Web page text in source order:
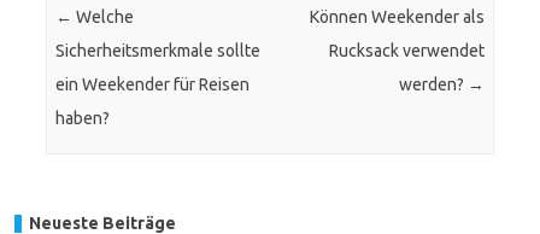
← Welche
Sicherheitsmerkmale sollte
ein Weekender für Reisen
haben?
Können Weekender als
Rucksack verwendet
werden? →
Neueste Beiträge